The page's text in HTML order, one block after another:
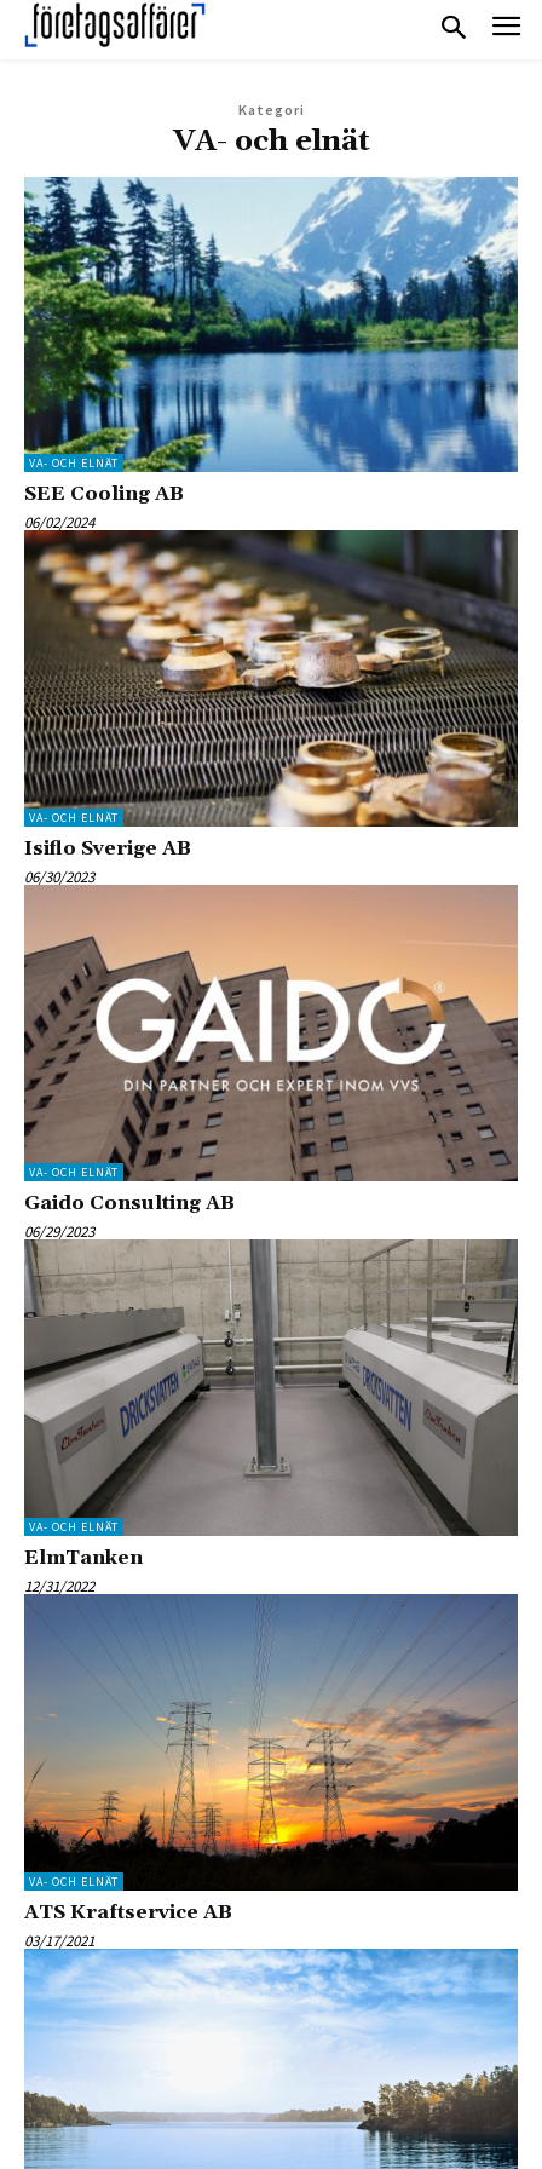
Kategori
VA- och elnät
VA- OCH ELNÄT
SEE Cooling AB
06/02/2024
VA- OCH ELNÄT
Isiflo Sverige AB
06/30/2023
VA- OCH ELNÄT
Gaido Consulting AB
06/29/2023
VA- OCH ELNÄT
ElmTanken
12/31/2022
VA- OCH ELNÄT
ATS Kraftservice AB
03/17/2021